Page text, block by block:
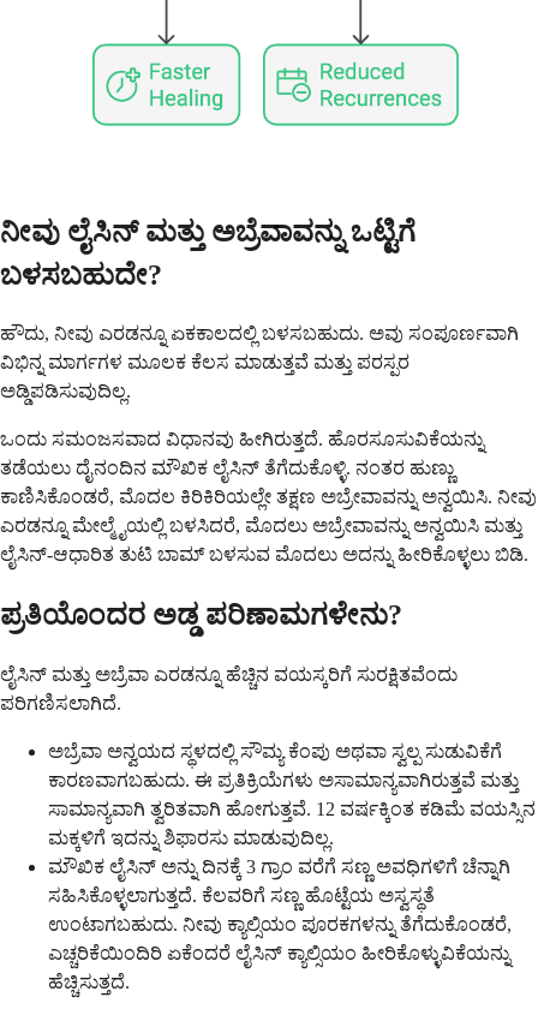
ನೀವು ಲೈಸಿನ್ ಮತ್ತು ಅಬ್ರೆವಾವನ್ನು ಒಟ್ಟಿಗೆ
ಬಳಸಬಹುದೇ?
ಹೌದು, ನೀವು ಎರಡನ್ನೂ ಏಕಕಾಲದಲ್ಲಿ ಬಳಸಬಹುದು. ಅವು ಸಂಪೂರ್ಣವಾಗಿ
ವಿಭಿನ್ನ ಮಾರ್ಗಗಳ ಮೂಲಕ ಕೆಲಸ ಮಾಡುತ್ತವೆ ಮತ್ತು ಪರಸ್ಪರ
ಅಡ್ಡಿಪಡಿಸುವುದಿಲ್ಲ.
ಒಂದು ಸಮಂಜಸವಾದ ವಿಧಾನವು ಹೀಗಿರುತ್ತದೆ. ಹೊರಸೂಸುವಿಕೆಯನ್ನು
ತಡೆಯಲು ದೈನಂದಿನ ಮೌಖಿಕ ಲೈಸಿನ್ ತೆಗೆದುಕೊಳ್ಳಿ. ನಂತರ ಹುಣ್ಣು
ಕಾಣಿಸಿಕೊಂಡರೆ, ಮೊದಲ ಕಿರಿಕಿರಿಯಲ್ಲೇ ತಕ್ಷಣ ಅಬ್ರೇವಾವನ್ನು ಅನ್ವಯಿಸಿ. ನೀವು
ಎರಡನ್ನೂ ಮೇಲ್ಮೈಯಲ್ಲಿ ಬಳಸಿದರೆ, ಮೊದಲು ಅಬ್ರೇವಾವನ್ನು ಅನ್ವಯಿಸಿ ಮತ್ತು
ಲೈಸಿನ್-ಆಧಾರಿತ ತುಟಿ ಬಾಮ್ ಬಳಸುವ ಮೊದಲು ಅದನ್ನು ಹೀರಿಕೊಳ್ಳಲು ಬಿಡಿ.
ಪ್ರತಿಯೊಂದರ ಅಡ್ಡ ಪರಿಣಾಮಗಳೇನು?
ಲೈಸಿನ್ ಮತ್ತು ಅಬ್ರೆವಾ ಎರಡನ್ನೂ ಹೆಚ್ಚಿನ ವಯಸ್ಕರಿಗೆ ಸುರಕ್ಷಿತವೆಂದು
ಪರಿಗಣಿಸಲಾಗಿದೆ.
ಅಬ್ರೆವಾ ಅನ್ವಯದ ಸ್ಥಳದಲ್ಲಿ ಸೌಮ್ಯ ಕೆಂಪು ಅಥವಾ ಸ್ವಲ್ಪ ಸುಡುವಿಕೆಗೆ
ಕಾರಣವಾಗಬಹುದು. ಈ ಪ್ರತಿಕ್ರಿಯೆಗಳು ಅಸಾಮಾನ್ಯವಾಗಿರುತ್ತವೆ ಮತ್ತು
ಸಾಮಾನ್ಯವಾಗಿ ತ್ವರಿತವಾಗಿ ಹೋಗುತ್ತವೆ. 12 ವರ್ಷಕ್ಕಿಂತ ಕಡಿಮೆ ವಯಸ್ಸಿನ
ಮಕ್ಕಳಿಗೆ ಇದನ್ನು ಶಿಫಾರಸು ಮಾಡುವುದಿಲ್ಲ.
ಮೌಖಿಕ ಲೈಸಿನ್ ಅನ್ನು ದಿನಕ್ಕೆ 3 ಗ್ರಾಂ ವರೆಗೆ ಸಣ್ಣ ಅವಧಿಗಳಿಗೆ ಚೆನ್ನಾಗಿ
ಸಹಿಸಿಕೊಳ್ಳಲಾಗುತ್ತದೆ. ಕೆಲವರಿಗೆ ಸಣ್ಣ ಹೊಟ್ಟೆಯ ಅಸ್ವಸ್ಥತೆ
ಉಂಟಾಗಬಹುದು. ನೀವು ಕ್ಯಾಲ್ಸಿಯಂ ಪೂರಕಗಳನ್ನು ತೆಗೆದುಕೊಂಡರೆ,
ಎಚ್ಚರಿಕೆಯಿಂದಿರಿ ಏಕೆಂದರೆ ಲೈಸಿನ್ ಕ್ಯಾಲ್ಸಿಯಂ ಹೀರಿಕೊಳ್ಳುವಿಕೆಯನ್ನು
ಹೆಚ್ಚಿಸುತ್ತದೆ.